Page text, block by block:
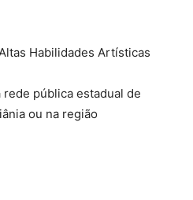
Habilidades Artísticas
pública estadual de
ou na região